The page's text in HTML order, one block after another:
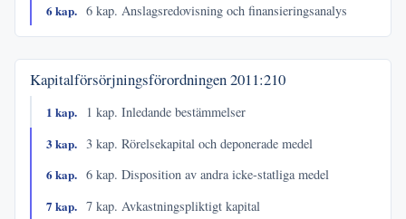
6 kap. 6 kap. Anslagsredovisning och finansieringsanalys
Kapitalförsörjningsförordningen2011:210
1 kap.
1 kap. Inledande bestämmelser
3 kap. 3 kap. Rörelsekapital och deponerade medel
6 kap. 6 kap. Disposition av andra icke-statliga medel
7 kap. 7 kap. Avkastningspliktigt kapital